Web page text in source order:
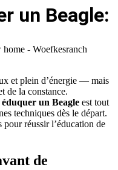
un Beagle:
et plein d’énergie — mais
de la constance.
éduquer un Beagle est tout
techniques dès le départ.
réussir l’éducation de
de